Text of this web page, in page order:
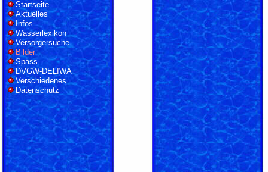
Startseite
Aktuelles
Infos
Wasserlexikon
Versorgersuche
Bilder
Spass
DVGW-DELIWA
Verschiedenes
Datenschutz
LOGIN